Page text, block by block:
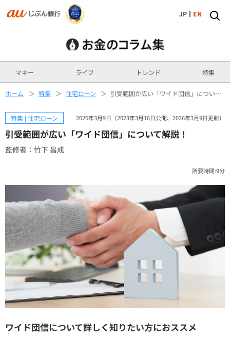
JP EN
マネー ライフ トレンド 特集
ホーム 特集 住宅ローン 引受範囲が広い「ワイド団信」について解説！
特集 | 住宅ローン 2026年3月9日（2023年3月16日公開、2026年3月9日更新）
引受範囲が広い「ワイド団信」について解説！
監修者：竹下 昌成
所要時間:9分
ワイド団信について詳しく知りたい方におススメ